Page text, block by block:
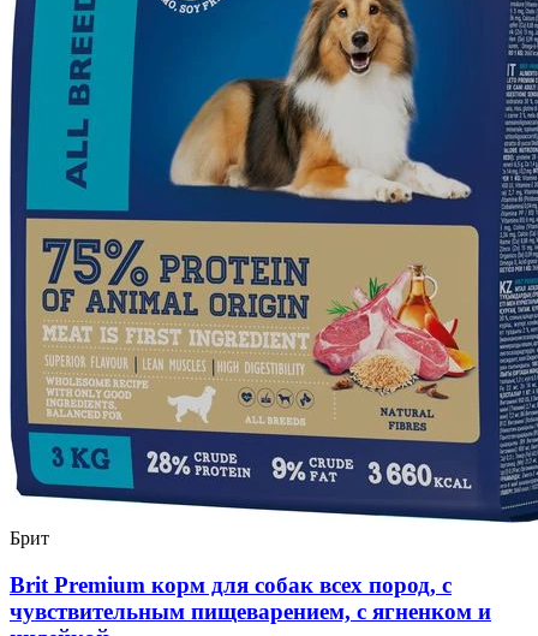
Брит
Brit Premium корм для собак всех пород, с
чувствительным пищеварением, с ягненком и